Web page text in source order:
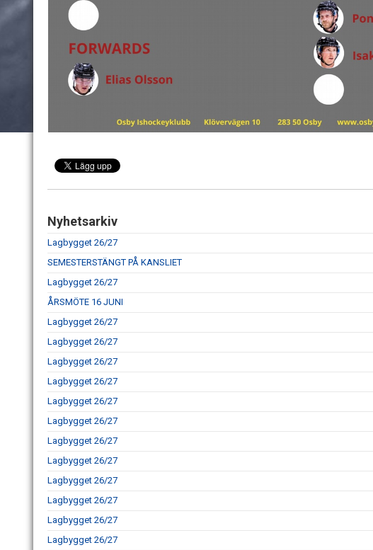
Nyhetsarkiv
Lagbygget 26/27
SEMESTERSTÄNGT PÅ KANSLIET
Lagbygget 26/27
ÅRSMÖTE 16 JUNI
Lagbygget 26/27
Lagbygget 26/27
Lagbygget 26/27
Lagbygget 26/27
Lagbygget 26/27
Lagbygget 26/27
Lagbygget 26/27
Lagbygget 26/27
Lagbygget 26/27
Lagbygget 26/27
Lagbygget 26/27
Lagbygget 26/27